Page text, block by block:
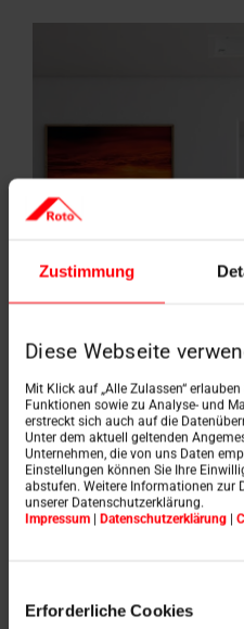
Zustimmung
Diese Webseite
Mit Klick auf „Alle Zulassen“
Funktionen sowie zu Analyse- und
erstreckt sich auch auf die
Unter dem aktuell geltenden
Unternehmen, die von uns Daten
Einstellungen können Sie Ihre
abstufen. Weitere Informationen zur
unserer Datenschutzerklärung.
Impressum | Datenschutzerklärung |
Erforderliche Cookies